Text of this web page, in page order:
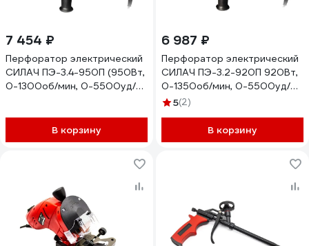
7 454 ₽
Перфоратор электрический
СИЛАЧ ПЭ-3.4-950П (950Вт,
0-1300об/мин, 0-5500уд/
В корзину
6 987 ₽
Перфоратор электрический
СИЛАЧ ПЭ-3.2-920П 920Вт,
0-1350об/мин, 0-5500уд/
мин, 3.2Дж, 3реж, SDS+, кейс
5(2)
В корзину